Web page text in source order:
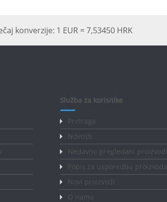
konverzije: 1 EUR = 7,53450 HRK
Služba za korisnike
Pretraga
Novosti
Nedavno pregledani proizvodi
Popis za usporedbu proizvoda
Novi proizvodi
O nama